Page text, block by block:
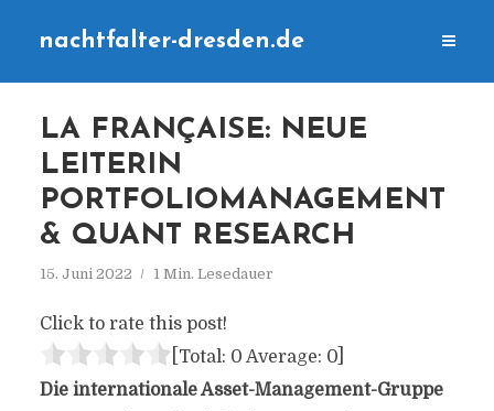
nachtfalter-dresden.de
LA FRANÇAISE: NEUE
LEITERIN
PORTFOLIOMANAGEMENT
& QUANT RESEARCH
15. Juni 2022 1 Min. Lesedauer
Click to rate this post!
[Total: 0 Average: 0]
Die internationale Asset-Management-Gruppe